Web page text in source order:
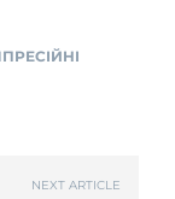
NEXT ARTICLE